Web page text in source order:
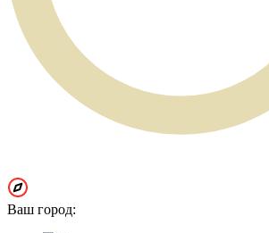
Ваш город: